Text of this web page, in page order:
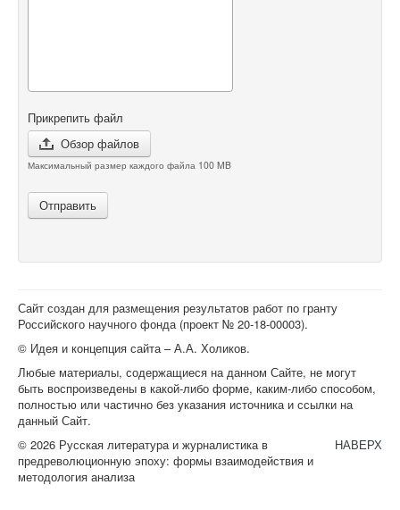
Прикрепить файл
Обзор файлов
Максимальный размер каждого файла 100 MB
Отправить
Сайт создан для размещения результатов работ по гранту
Российского научного фонда (проект № 20-18-00003).
© Идея и концепция сайта – А.А. Холиков.
Любые материалы, содержащиеся на данном Сайте, не могут
быть воспроизведены в какой-либо форме, каким-либо способом,
полностью или частично без указания источника и ссылки на
данный Сайт.
НАВЕРХ
© 2026 Русская литература и журналистика в
предреволюционную эпоху: формы взаимодействия и
методология анализа